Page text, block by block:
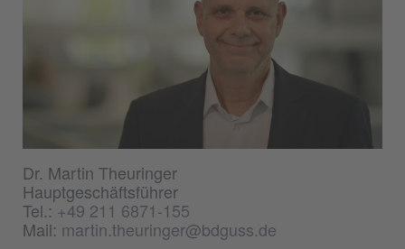
Dr. Martin Theuringer
Hauptgeschäftsführer
Tel.:+49 211 6871-155
Mail: martin.theuringer@bdguss.de